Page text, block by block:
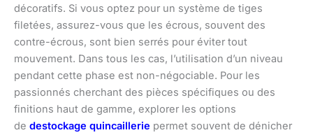
décoratifs. Si vous optez pour un système de tiges
filetées, assurez-vous que les écrous, souvent des
contre-écrous, sont bien serrés pour éviter tout
mouvement. Dans tous les cas, l’utilisation d’un niveau
pendant cette phase est non-négociable. Pour les
passionnés cherchant des pièces spécifiques ou des
finitions haut de gamme, explorer les options
de destockage quincaillerie permet souvent de dénicher